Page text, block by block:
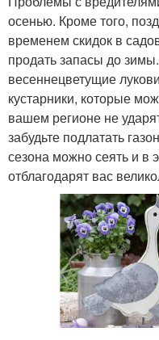
осенью. Кроме того,
временем скидок в
продать запасы до
весеннецветущие
кустарники, которые
вашем регионе не
забудьте подлатать
сезона можно сеять и в
отблагодарят вас